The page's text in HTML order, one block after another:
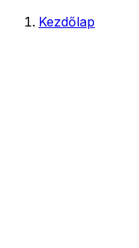
Kezdőlap